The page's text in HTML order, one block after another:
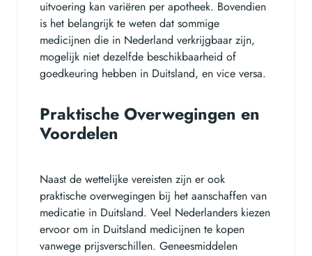
uitvoering kan variëren per apotheek. Bovendien
is het belangrijk te weten dat sommige
medicijnen die in Nederland verkrijgbaar zijn,
mogelijk niet dezelfde beschikbaarheid of
goedkeuring hebben in Duitsland, en vice versa.
Praktische Overwegingen en
Voordelen
Naast de wettelijke vereisten zijn er ook
praktische overwegingen bij het aanschaffen van
medicatie in Duitsland. Veel Nederlanders kiezen
ervoor om in Duitsland medicijnen te kopen
vanwege prijsverschillen. Geneesmiddelen